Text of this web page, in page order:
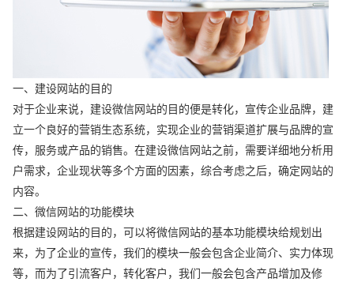
一、建设网站的目的
对于企业来说，建设微信网站的目的便是转化，宣传企业品牌，建
立一个良好的营销生态系统，实现企业的营销渠道扩展与品牌的宣
传，服务或产品的销售。在建设微信网站之前，需要详细地分析用
户需求，企业现状等多个方面的因素，综合考虑之后，确定网站的
内容。
二、微信网站的功能模块
根据建设网站的目的，可以将微信网站的基本功能模块给规划出
来，为了企业的宣传，我们的模块一般会包含企业简介、实力体现
等，而为了引流客户，转化客户，我们一般会包含产品增加及修